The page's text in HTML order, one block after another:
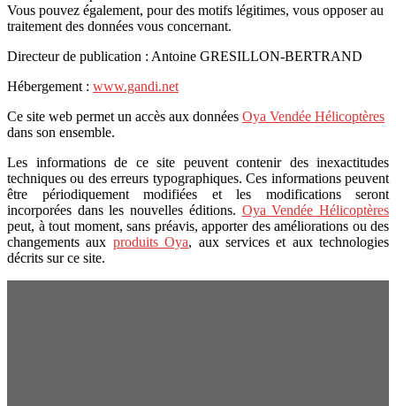
Vous pouvez également, pour des motifs légitimes, vous opposer au
traitement des données vous concernant.
Directeur de publication : Antoine GRESILLON-BERTRAND
Hébergement : www.gandi.net
Ce site web permet un accès aux données Oya Vendée Hélicoptères
dans son ensemble.
Les informations de ce site peuvent contenir des inexactitudes
techniques ou des erreurs typographiques. Ces informations peuvent
être périodiquement modifiées et les modifications seront
incorporées dans les nouvelles éditions. Oya Vendée Hélicoptères
peut, à tout moment, sans préavis, apporter des améliorations ou des
changements aux produits Oya, aux services et aux technologies
décrits sur ce site.